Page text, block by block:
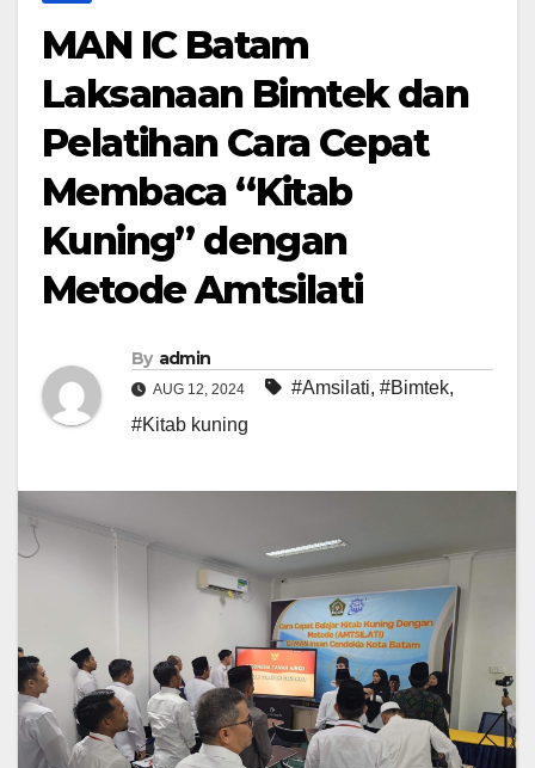
MAN IC Batam
Laksanaan Bimtek dan
Pelatihan Cara Cepat
Membaca “Kitab
Kuning” dengan
Metode Amtsilati
By admin
AUG 12, 2024 #Amsilati, #Bimtek,
#Kitab kuning